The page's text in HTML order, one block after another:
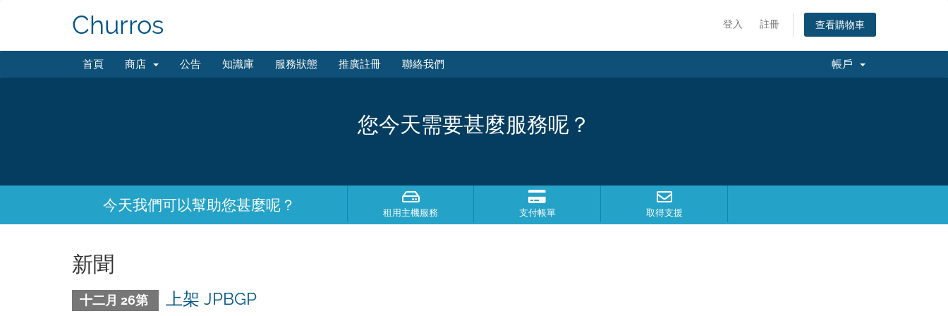
登入 註冊 查看購物車
Churros
首頁 商店 公告 知識庫 服務狀態 推廣註冊 聯絡我們 帳戶
您今天需要甚麼服務呢？
今天我們可以幫助您甚麼呢？ 租用主機服務 支付帳單 取得支援
新聞
十二月 26第 上架 JPBGP